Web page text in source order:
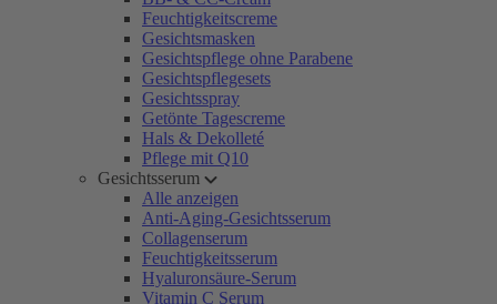
Feuchtigkeitscreme
Gesichtsmasken
Gesichtspflege ohne Parabene
Gesichtspflegesets
Gesichtsspray
Getönte Tagescreme
Hals & Dekolleté
Pflege mit Q10
Gesichtsserum
Alle anzeigen
Anti-Aging-Gesichtsserum
Collagenserum
Feuchtigkeitsserum
Hyaluronsäure-Serum
Vitamin C Serum